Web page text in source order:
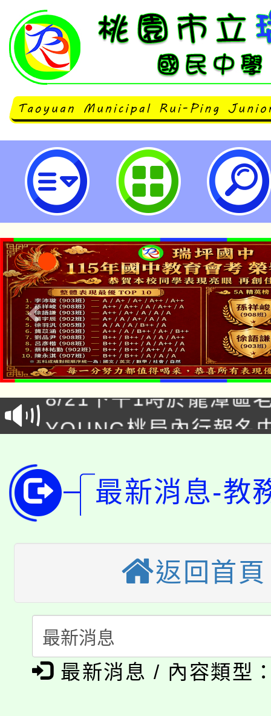
大園國際高中辦理「113學年度國
資訊網填報說明暨日韓主題國家國
習」-桃園市立瑞坪國民中學
「本色祭」8/29、30在
場熱烈登場!
8/21下午1時於龍潭區
徵才活動。
YOUNG桃局內行報名
開!
115年桃園市運動會8/
田徑場及游泳池舉行。
桃園市低收入戶享有免
視費優惠，中低收入戶
半價優惠，詳情可洽有
者。
大園自造教育及科技中
份教師增能研習
大溪自造教育及科技
份教師研習
淨零綠生活教案入校路
會
115年食農教育專業人
程
「本色祭」8/29、30在
最新消息-教
返回首頁
最新消息 / 內容類型